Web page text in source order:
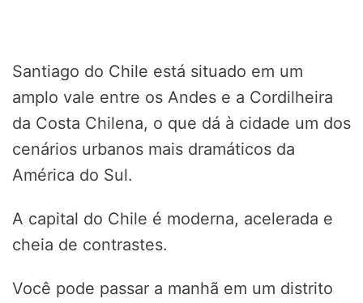
Santiago do Chile está situado em um
amplo vale entre os Andes e a Cordilheira
da Costa Chilena, o que dá à cidade um dos
cenários urbanos mais dramáticos da
América do Sul.
A capital do Chile é moderna, acelerada e
cheia de contrastes.
Você pode passar a manhã em um distrito